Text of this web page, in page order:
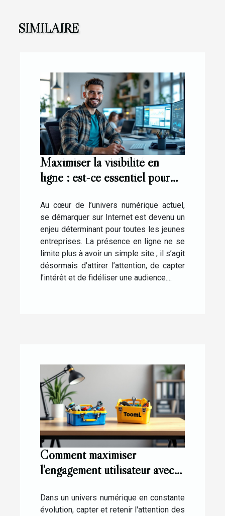
SIMILAIRE
Maximiser la visibilité en
ligne : est-ce essentiel pour
Au cœur de l’univers numérique actuel,
se démarquer sur Internet est devenu un
enjeu déterminant pour toutes les jeunes
entreprises. La présence en ligne ne se
limite plus à avoir un simple site ; il s’agit
désormais d’attirer l’attention, de capter
l’intérêt et de fidéliser une audience....
Comment maximiser
l'engagement utilisateur avec
Dans un univers numérique en constante
évolution, capter et retenir l'attention des